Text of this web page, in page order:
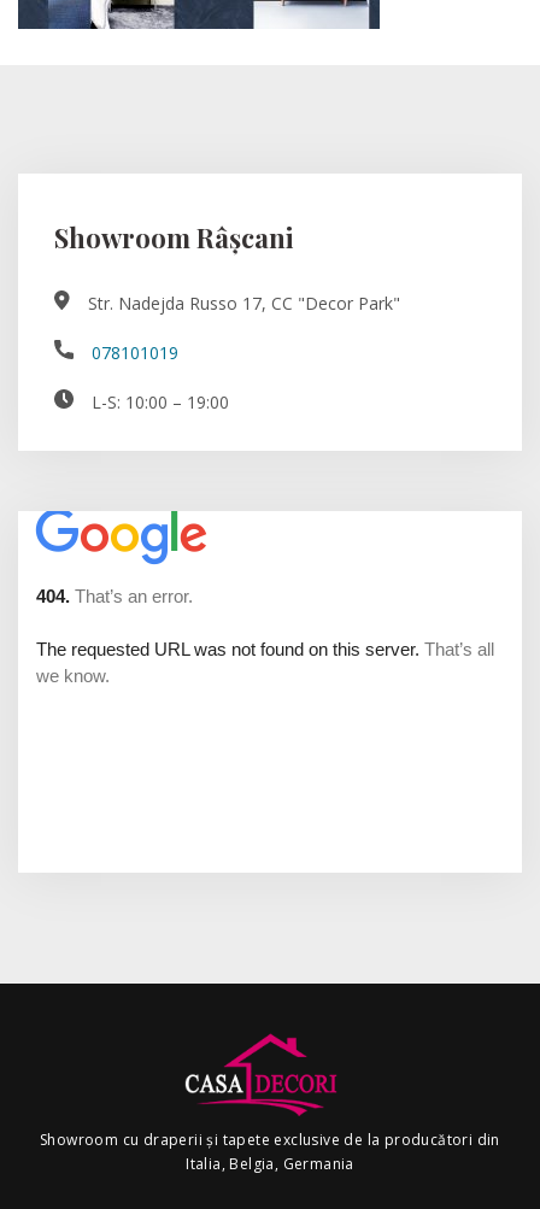
Showroom Râșcani
Str. Nadejda Russo 17, CC "Decor Park"
078101019
L-S: 10:00 – 19:00
Showroom cu draperii și tapete exclusive de la producători din
Italia, Belgia, Germania